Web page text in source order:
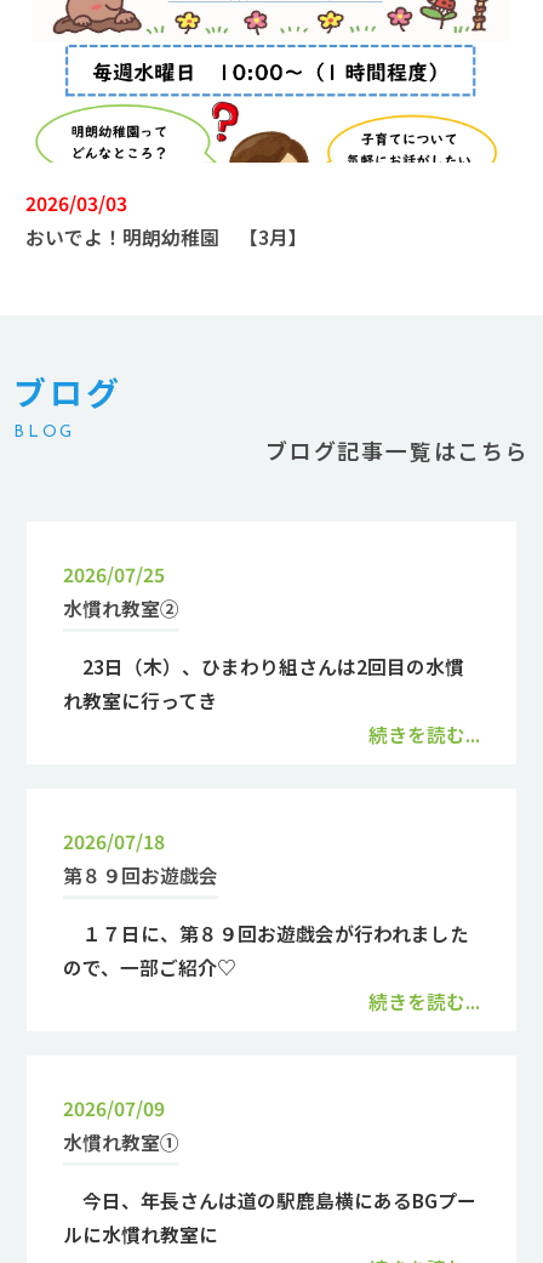
2026/03/03
おいでよ！明朗幼稚園 【3月】
ブログ
BLOG
ブログ記事一覧はこちら
2026/07/25
水慣れ教室②
23日（木）、ひまわり組さんは2回目の水慣
れ教室に行ってき
続きを読む...
2026/07/18
第８９回お遊戯会
１７日に、第８９回お遊戯会が行われました
ので、一部ご紹介♡
続きを読む...
2026/07/09
水慣れ教室①
今日、年長さんは道の駅鹿島横にあるBGプー
ルに水慣れ教室に